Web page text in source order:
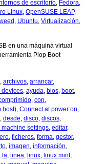
de escritorio, Fedora,
Linux, OpenSUSE LEAP,
, Ubuntu, Virtualización,
en una máquina virtual
Plop Boot
, archivos, arrancar,
devices, ayuda, bios, boot,
, con,
host), Connect at power on,
, desde, disco, discos,
machine settings, editar,
, ficheros, forma, gestor,
, imagen, información,
, la, linea, linux, linux mint,